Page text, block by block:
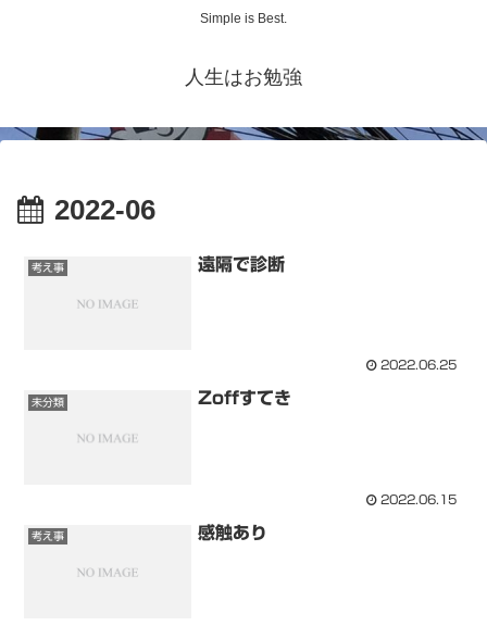
Simple is Best.
人生はお勉強
2022-06
考え事 遠隔で診断
2022.06.25
未分類 Zoffすてき
2022.06.15
考え事 感触あり